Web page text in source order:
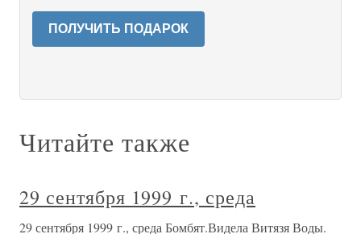
ПОЛУЧИТЬ ПОДАРОК
Читайте также
29 сентября 1999 г., среда
29 сентября 1999 г., среда Бомбят.Видела Витязя Воды.